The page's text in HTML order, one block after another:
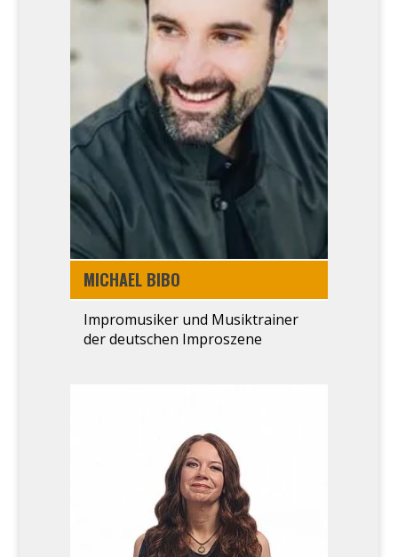
MICHA­EL BIBO
Impro­mu­si­ker und Musik­trai­ner
der deut­schen Impro­sze­ne